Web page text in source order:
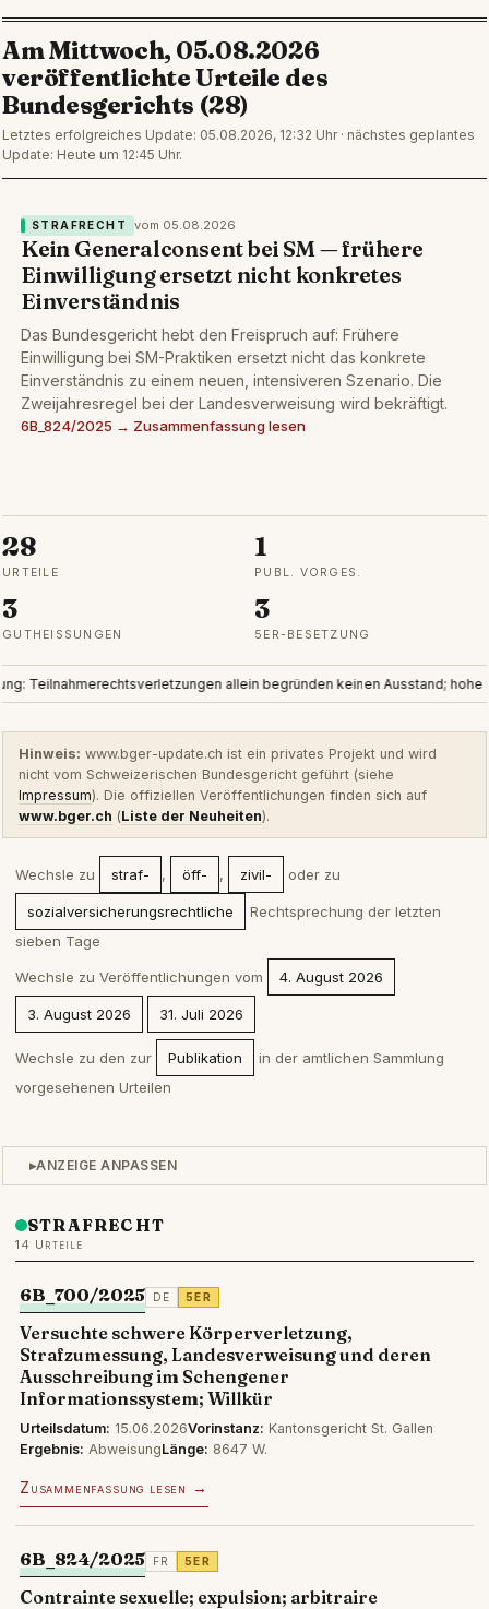
Am Mittwoch, 05.08.2026
veröffentlichte Urteile des
Bundesgerichts (28)
Letztes erfolgreiches Update: 05.08.2026, 12:32 Uhr · nächstes geplantes
Update: Heute um 12:45 Uhr.
STRAFRECHT vom 05.08.2026
Kein Generalconsent bei SM — frühere
Einwilligung ersetzt nicht konkretes
Einverständnis
Das Bundesgericht hebt den Freispruch auf: Frühere
Einwilligung bei SM-Praktiken ersetzt nicht das konkrete
Einverständnis zu einem neuen, intensiveren Szenario. Die
Zweijahresregel bei der Landesverweisung wird bekräftigt.
6B_824/2025 → Zusammenfassung lesen
28
URTEILE
1
PUBL. VORGES.
3
GUTHEISSUNGEN
3
5ER-BESETZUNG
Teilnahmerechtsverletzungen allein begründen keinen Ausstand; hohe
Hinweis: www.bger-update.ch ist ein privates Projekt und wird
nicht vom Schweizerischen Bundesgericht geführt (siehe
Impressum). Die offiziellen Veröffentlichungen finden sich auf
www.bger.ch (Liste der Neuheiten).
Wechsle zu straf- , öff- , zivil- oder zu
sozialversicherungsrechtliche
Rechtsprechung der letzten
sieben Tage
Wechsle zu Veröffentlichungen vom 4. August 2026
3. August 2026 31. Juli 2026
Wechsle zu den zur Publikation
in der amtlichen Sammlung
vorgesehenen Urteilen
ANZEIGE ANPASSEN
STRAFRECHT
14 Urteile
6B_700/2025 DE 5ER
Versuchte schwere Körperverletzung,
Strafzumessung, Landesverweisung und deren
Ausschreibung im Schengener
Informationssystem; Willkür
Urteilsdatum: 15.06.2026Vorinstanz: Kantonsgericht St. Gallen
Ergebnis: AbweisungLänge: 8647 W.
Zusammenfassung lesen →
6B_824/2025 FR 5ER
Contrainte sexuelle; expulsion; arbitraire